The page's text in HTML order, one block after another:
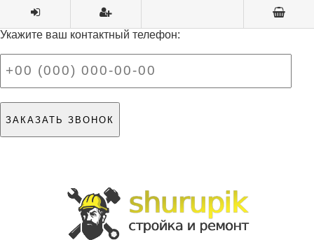
Укажите ваш контактный телефон: